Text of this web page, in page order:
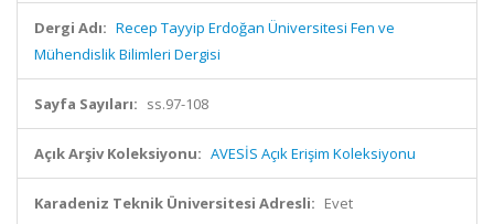
Dergi Adı: Recep Tayyip Erdoğan Üniversitesi Fen ve
Mühendislik Bilimleri Dergisi
Sayfa Sayıları: ss.97-108
Açık Arşiv Koleksiyonu: AVESİS Açık Erişim Koleksiyonu
Karadeniz Teknik Üniversitesi Adresli: Evet